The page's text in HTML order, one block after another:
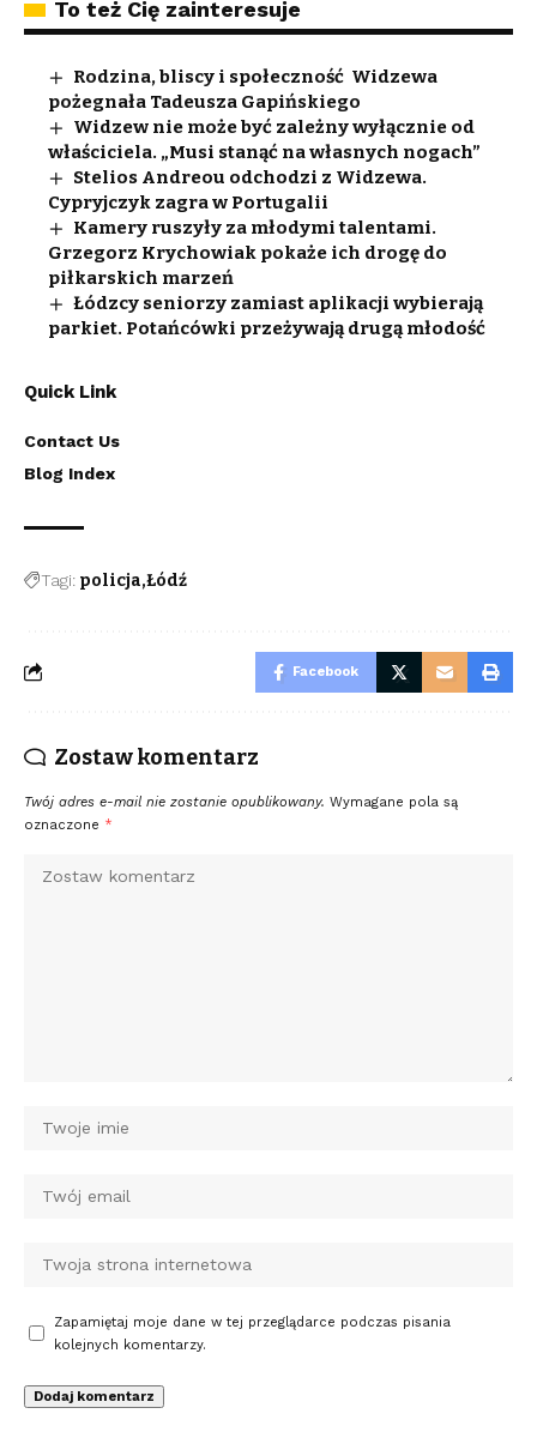
To też Cię zainteresuje
Rodzina, bliscy i społeczność Widzewa
pożegnała Tadeusza Gapińskiego
Widzew nie może być zależny wyłącznie od
właściciela. „Musi stanąć na własnych nogach”
Stelios Andreou odchodzi z Widzewa.
Cypryjczyk zagra w Portugalii
Kamery ruszyły za młodymi talentami.
Grzegorz Krychowiak pokaże ich drogę do
piłkarskich marzeń
Łódzcy seniorzy zamiast aplikacji wybierają
parkiet. Potańcówki przeżywają drugą młodość
Quick Link
Contact Us
Blog Index
Tagi: policja Łódź
Facebook
Zostaw komentarz
Twój adres e-mail nie zostanie opublikowany. Wymagane pola są
oznaczone *
Zapamiętaj moje dane w tej przeglądarce podczas pisania
kolejnych komentarzy.